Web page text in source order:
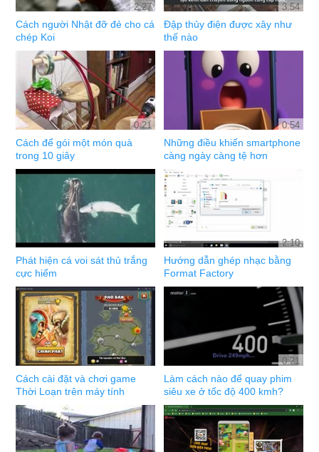
2:27
Cách người Nhật đỡ đẻ cho cá
chép Koi
3:54
Đập thủy điện được xây như
thế nào
0:21
Cách để gói một món quà
trong 10 giây
0:54
Những điều khiến smartphone
càng ngày càng tệ hơn
Phát hiện cá voi sát thủ trắng
cực hiếm
2:10
Hướng dẫn ghép nhạc bằng
Format Factory
Cách cài đặt và chơi game
Thời Loạn trên máy tính
0:21
Làm cách nào để quay phim
siêu xe ở tốc độ 400 kmh?